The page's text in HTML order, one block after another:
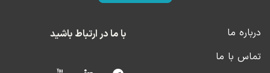
درباره ما
تماس با ما
با ما در ارتباط باشید